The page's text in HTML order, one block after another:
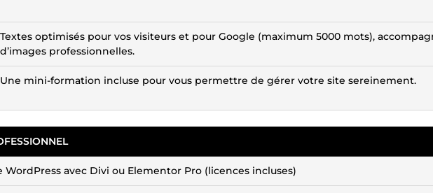
Textes optimisés pour vos visiteurs et pour Google (maximum 5000 mots),
d’images professionnelles.
Une mini-formation incluse pour vous permettre de gérer votre site sereinement.
avec Divi ou Elementor Pro (licences incluses)